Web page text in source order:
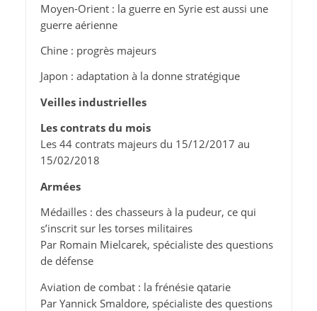
Moyen-Orient : la guerre en Syrie est aussi une
guerre aérienne
Chine : progrès majeurs
Japon : adaptation à la donne stratégique
Veilles industrielles
Les contrats du mois
Les 44 contrats majeurs du 15/12/2017 au
15/02/2018
Armées
Médailles : des chasseurs à la pudeur, ce qui
s’inscrit sur les torses militaires
Par Romain Mielcarek, spécialiste des questions
de défense
Aviation de combat : la frénésie qatarie
Par Yannick Smaldore, spécialiste des questions